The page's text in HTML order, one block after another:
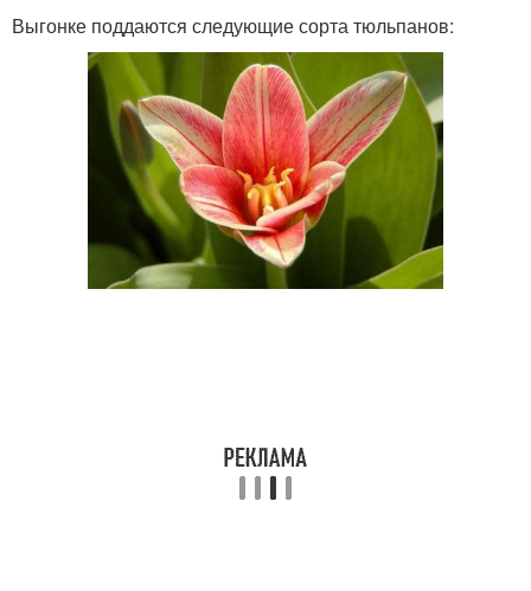
Выгонке поддаются следующие сорта тюльпанов: